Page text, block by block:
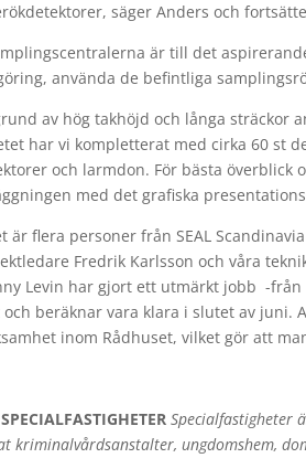
säger Anders och
är till det
använda de befintliga
av hög takhöjd och långa sträckor
har vi kompletterat med cirka 60 st
och larmdon. För bästa överblick
med det grafiska
är flera personer från SEAL
Fredrik Karlsson och våra
Levin har gjort ett utmärkt jobb -från
och beräknar vara klara i slutet av juni.
inom Rådhuset, vilket gör att
Specialfastigheter
kriminalvårdsanstalter, ungdomshem,